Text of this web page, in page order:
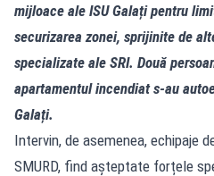
mijloace ale ISU Galați pentru
securizarea zonei, sprijinite de
specializate ale SRI. Două
apartamentul incendiat s-au
Galați.
Intervin, de asemenea, echipaje
SMURD, find așteptate forțele